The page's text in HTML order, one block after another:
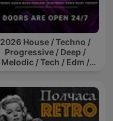
2026 House / Techno /
Progressive / Deep /
Melodic / Tech / Edm /
Dance Musi